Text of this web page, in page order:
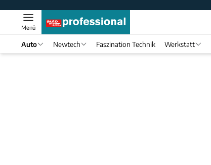
Menü
Auto Newtech Faszination Technik Werkstatt